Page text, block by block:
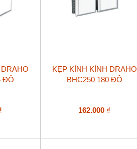
ĐỘ
KẸP KÍNH KÍNH DRAHO
BHC250 180 ĐỘ
162.000 ₫